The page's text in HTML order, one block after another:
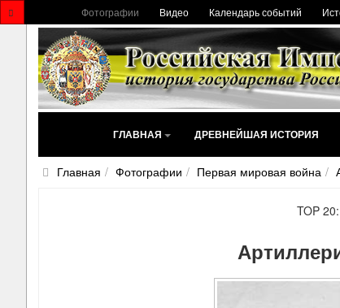
Фотографии Видео Календарь событий
ГЛАВНАЯ ДРЕВНЕЙШАЯ ИСТОРИЯ
Главная Фотографии Первая мировая война
TOP